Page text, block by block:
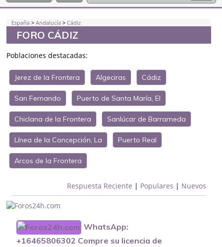
España >Andalucía >Cádiz
FORO CÁDIZ
Poblaciones destacadas:
Jerez de la Frontera Algeciras Cádiz
San Fernando Puerto de Santa María, El
Chiclana de la Frontera Sanlúcar de Barrameda
Línea de la Concepción, La Puerto Real
Arcos de la Frontera
Respuesta Reciente | Populares | Nuevos
WhatsApp:
+16465806302 Compre su licencia de